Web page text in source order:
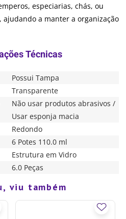
especiarias, chás, ou
ajudando a manter a organização
Possui Tampa
Transparente
Não usar produtos abrasivos /
Usar esponja macia
Redondo
6 Potes 110.0 ml
Estrutura em Vidro
6.0 Peças
viu também